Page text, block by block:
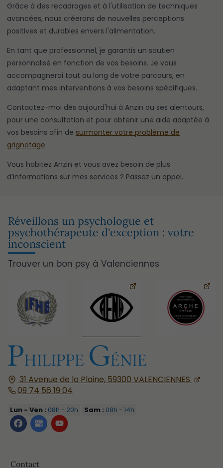
Grâce à des recadrages et à l'utilisation de techniques
avancées, nous créerons de nouvelles perceptions
positives et durables envers l'alimentation.
En tant que professionnel, je garantis un soutien
personnalisé en fonction de vos besoins. Je vous
accompagnerai tout au long de votre parcours, en
adaptant mes interventions à vos besoins spécifiques.
Contactez-moi dès aujourd'hui à Anzin ou ses alentours,
pour une consultation et pour obtenir une aide adaptée à
vos besoins afin de surmonter votre problème de
grignotage.
Vous habitez Anzin et vous avez besoin de plus
d’informations sur mes services ? Passez un appel.
31 Avenue de la Plaine, 59300 VALENCIENNES
09 74 56 19 04
Lun - Ven : 08h - 20h Sam : 08h - 14h
Contact
Réveillons un psychologue et
psychothérapeute d'exception : votre
inconscient
Trouver un bon psy à Valenciennes